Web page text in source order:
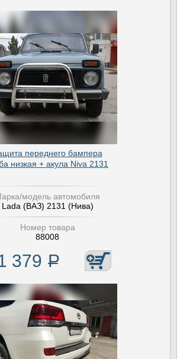
переднего бампера
низкая + акула Niva 2131
модель автомобиля
Lada (ВАЗ) 2131 (Нива)
Номер товара
88008
379 Р